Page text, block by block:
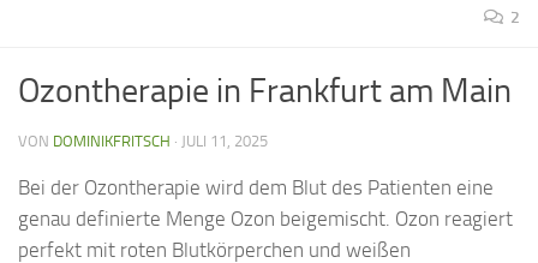
2
Ozontherapie in Frankfurt am Main
VON DOMINIKFRITSCH · JULI 11, 2025
Bei der Ozontherapie wird dem Blut des Patienten eine
genau definierte Menge Ozon beigemischt. Ozon reagiert
perfekt mit roten Blutkörperchen und weißen